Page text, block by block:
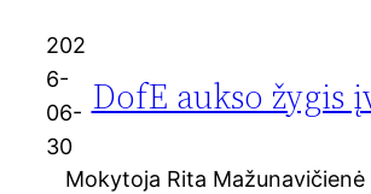
202
6-
06-
30
DofE aukso žygis
Mokytoja Rita Mažunavičienė